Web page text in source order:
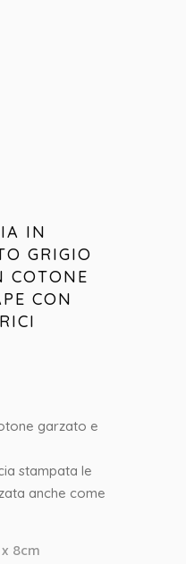
IN
GRIGIO
COTONE
CON
garzato e
stampata le
anche come
8cm